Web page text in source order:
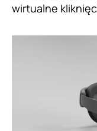
wirtualne